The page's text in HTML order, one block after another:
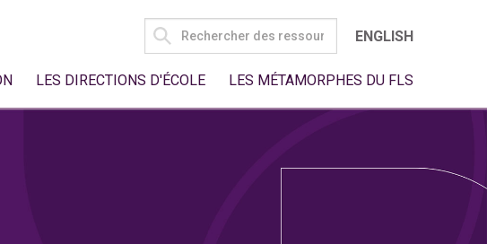
SEARCH
FOR:
ENGLISH
LES DIRECTIONS D'ÉCOLE LES MÉTAMORPHES DU FLS